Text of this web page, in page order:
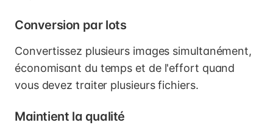
Conversion par lots
Convertissez plusieurs images simultanément,
économisant du temps et de l'effort quand
vous devez traiter plusieurs fichiers.
Maintient la qualité